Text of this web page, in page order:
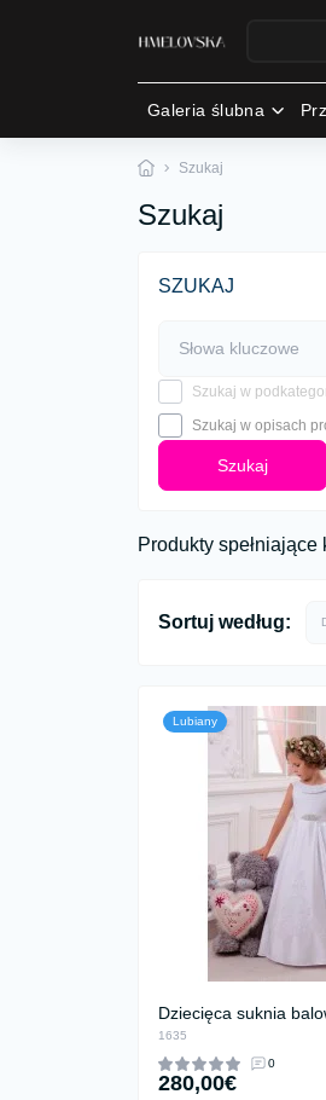
Galeria ślubna
Szukaj
Szukaj
SZUKAJ
Szukaj w
Szukaj w opisach
Szukaj
Produkty
Sortuj według:
Lubiany
Dziecięca suknia
1635
0
280,00€